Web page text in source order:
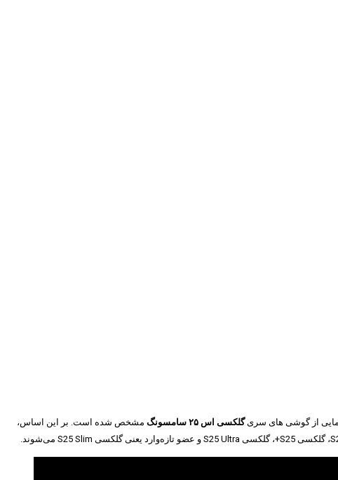
از گوشی های سریگلکسی اس ۲۵ سامسونگ
مشخص شده است. بر این اساس،